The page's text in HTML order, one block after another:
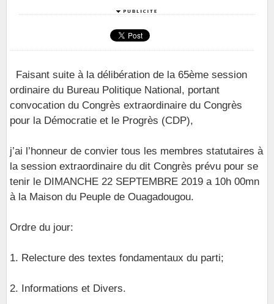
Faisant suite à la délibération de la 65ème session
ordinaire du Bureau Politique National, portant
convocation du Congrès extraordinaire du Congrès
pour la Démocratie et le Progrès (CDP),
j’ai l’honneur de convier tous les membres statutaires à
la session extraordinaire du dit Congrès prévu pour se
tenir le DIMANCHE 22 SEPTEMBRE 2019 a 10h 00mn
à la Maison du Peuple de Ouagadougou.
Ordre du jour:
1. Relecture des textes fondamentaux du parti;
2. Informations et Divers.